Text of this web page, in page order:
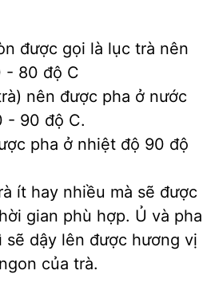
được gọi là lục trà nên
- 80 độ C
nên được pha ở nước
- 90 độ C.
pha ở nhiệt độ 90 độ
ít hay nhiều mà sẽ được
gian phù hợp. Ủ và pha
dậy lên được hương vị
của trà.